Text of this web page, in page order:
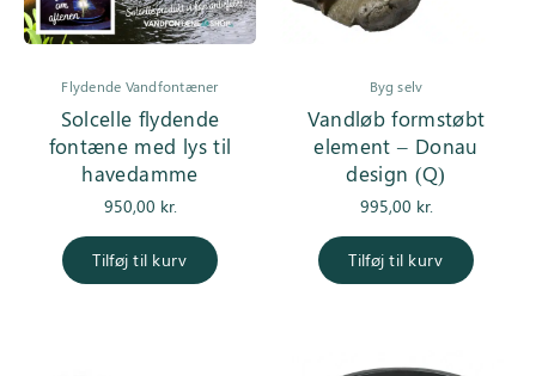
Flydende Vandfontæner
Solcelle flydende
fontæne med lys til
havedamme
950,00 kr.
Tilføj til kurv
Byg selv
Vandløb formstøbt
element – Donau
design (Q)
995,00 kr.
Tilføj til kurv